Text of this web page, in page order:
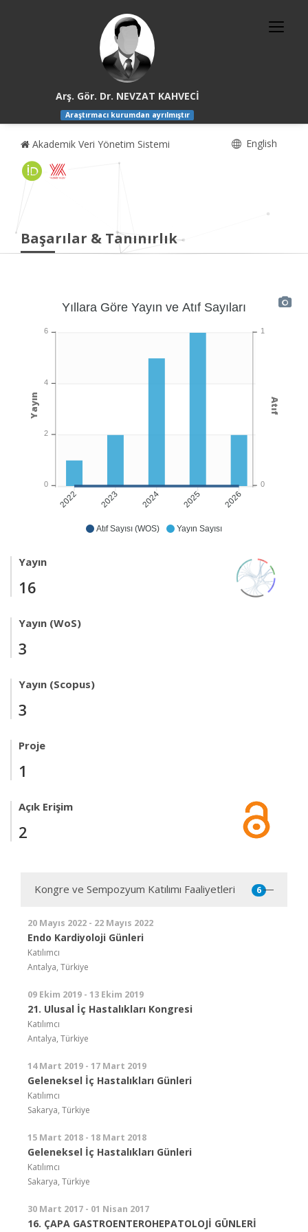
Arş. Gör. Dr. NEVZAT KAHVECİ
Araştırmacı kurumdan ayrılmıştır
Akademik Veri Yönetim Sistemi English
Başarılar & Tanınırlık
Atıf Sayısı (WOS) Yayın Sayısı
2022 2023 2024 2025 2026
Yıllara Göre Yayın ve Atıf Sayıları
1
0
Atıf
6
4
2
0
Yayın
Yayın
16
Yayın (WoS)
3
Yayın (Scopus)
3
Proje
1
Açık Erişim
2
Kongre ve Sempozyum Katılımı Faaliyetleri 6
20 Mayıs 2022 - 22 Mayıs 2022
Endo Kardiyoloji Günleri
Katılımcı
Antalya, Türkiye
09 Ekim 2019 - 13 Ekim 2019
21. Ulusal İç Hastalıkları Kongresi
Katılımcı
Antalya, Türkiye
14 Mart 2019 - 17 Mart 2019
Geleneksel İç Hastalıkları Günleri
Katılımcı
Sakarya, Türkiye
15 Mart 2018 - 18 Mart 2018
Geleneksel İç Hastalıkları Günleri
Katılımcı
Sakarya, Türkiye
30 Mart 2017 - 01 Nisan 2017
16. ÇAPA GASTROENTEROHEPATOLOJİ GÜNLERİ